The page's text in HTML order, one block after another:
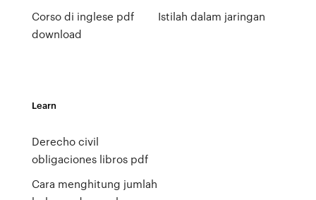
Corso di inglese pdf
download
Istilah dalam jaringan
Learn
Derecho civil
obligaciones libros pdf
Cara menghitung jumlah